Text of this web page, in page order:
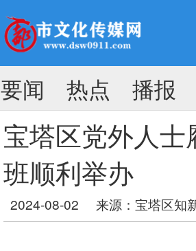
要闻 热点 播报
宝塔区党外人
班顺利举办
2024-08-02 来源：宝塔区知